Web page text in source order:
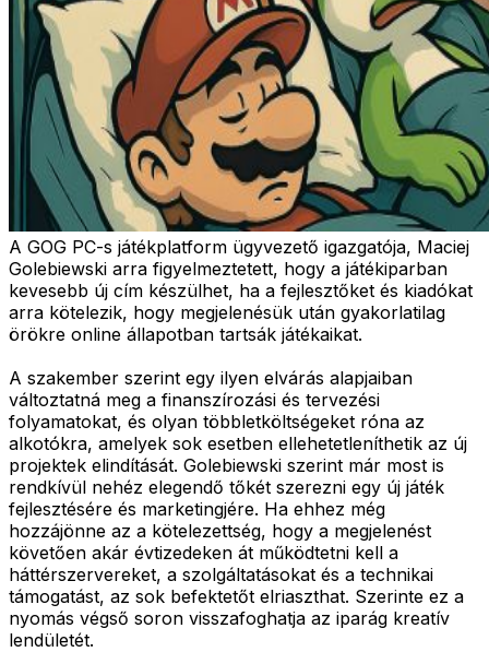
A GOG PC-s játékplatform ügyvezető igazgatója, Maciej
Golebiewski arra figyelmeztetett, hogy a játékiparban
kevesebb új cím készülhet, ha a fejlesztőket és kiadókat
arra kötelezik, hogy megjelenésük után gyakorlatilag
örökre online állapotban tartsák játékaikat.
A szakember szerint egy ilyen elvárás alapjaiban
változtatná meg a finanszírozási és tervezési
folyamatokat, és olyan többletköltségeket róna az
alkotókra, amelyek sok esetben ellehetetleníthetik az új
projektek elindítását. Golebiewski szerint már most is
rendkívül nehéz elegendő tőkét szerezni egy új játék
fejlesztésére és marketingjére. Ha ehhez még
hozzájönne az a kötelezettség, hogy a megjelenést
követően akár évtizedeken át működtetni kell a
háttérszervereket, a szolgáltatásokat és a technikai
támogatást, az sok befektetőt elriaszthat. Szerinte ez a
nyomás végső soron visszafoghatja az iparág kreatív
lendületét.